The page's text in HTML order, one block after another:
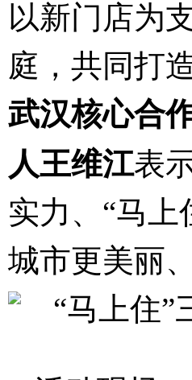
以新门店为
庭，共同打
武汉核心合
人王维江表
实力、“马
城市更美丽